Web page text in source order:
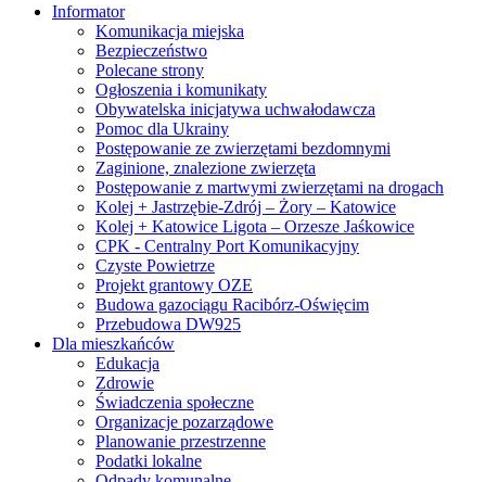
Informator
Komunikacja miejska
Bezpieczeństwo
Polecane strony
Ogłoszenia i komunikaty
Obywatelska inicjatywa uchwałodawcza
Pomoc dla Ukrainy
Postępowanie ze zwierzętami bezdomnymi
Zaginione, znalezione zwierzęta
Postępowanie z martwymi zwierzętami na drogach
Kolej + Jastrzębie-Zdrój – Żory – Katowice
Kolej + Katowice Ligota – Orzesze Jaśkowice
CPK - Centralny Port Komunikacyjny
Czyste Powietrze
Projekt grantowy OZE
Budowa gazociągu Racibórz-Oświęcim
Przebudowa DW925
Dla mieszkańców
Edukacja
Zdrowie
Świadczenia społeczne
Organizacje pozarządowe
Planowanie przestrzenne
Podatki lokalne